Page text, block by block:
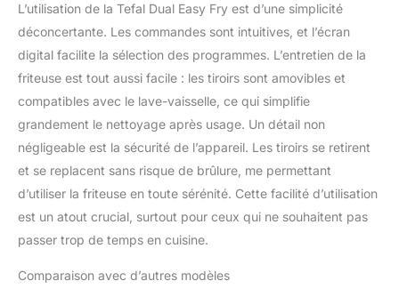
avec des frites
surgelées)
L’utilisation de la Tefal Dual Easy Fry est d’une simplicité
déconcertante. Les commandes sont intuitives, et l’écran
digital facilite la sélection des programmes. L’entretien de la
friteuse est tout aussi facile : les tiroirs sont amovibles et
compatibles avec le lave-vaisselle, ce qui simplifie
grandement le nettoyage après usage. Un détail non
négligeable est la sécurité de l’appareil. Les tiroirs se retirent
et se replacent sans risque de brûlure, me permettant
d’utiliser la friteuse en toute sérénité. Cette facilité d’utilisation
est un atout crucial, surtout pour ceux qui ne souhaitent pas
passer trop de temps en cuisine.
Comparaison avec d’autres modèles